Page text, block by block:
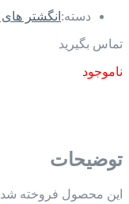
دسته: انگشتر های
تماس بگیرید
ناموجود
توضیحات
این محصول فروخته